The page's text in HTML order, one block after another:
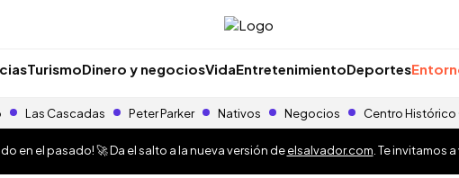
TurismoDinero y negociosVidaEntretenimientoDeportes
Las Cascadas Peter Parker Nativos Negocios Centro
en el pasado! 🚀 Da el salto a la nueva versión deelsalvador.com . Te invitamos